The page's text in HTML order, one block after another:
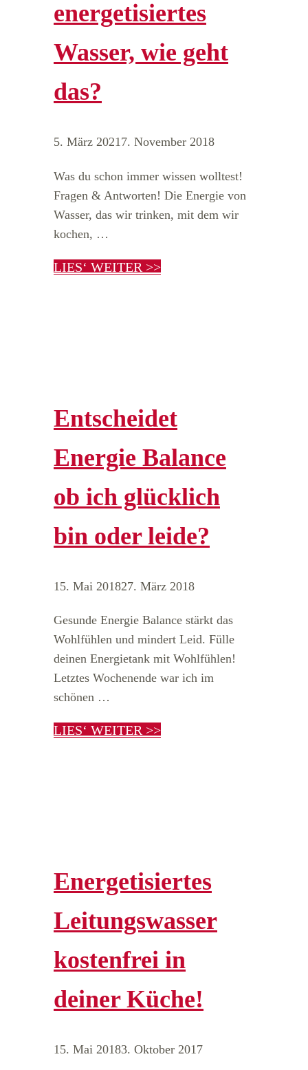
energetisiertes
Wasser, wie geht
das?
5. März 20217. November 2018
Was du schon immer wissen wolltest!
Fragen & Antworten! Die Energie von
Wasser, das wir trinken, mit dem wir
kochen, …
LIES‘ WEITER >>
Entscheidet
Energie Balance
ob ich glücklich
bin oder leide?
15. Mai 201827. März 2018
Gesunde Energie Balance stärkt das
Wohlfühlen und mindert Leid. Fülle
deinen Energietank mit Wohlfühlen!
Letztes Wochenende war ich im
schönen …
LIES‘ WEITER >>
Energetisiertes
Leitungswasser
kostenfrei in
deiner Küche!
15. Mai 20183. Oktober 2017